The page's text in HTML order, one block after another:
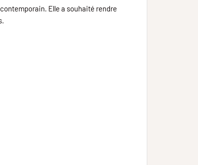
Elle a souhaité rendre